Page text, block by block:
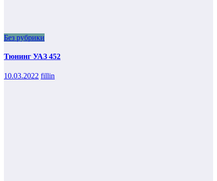
Без рубрики
Тюнинг УАЗ 452
10.03.2022 fillin